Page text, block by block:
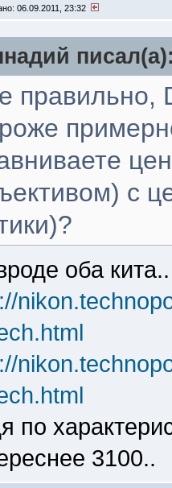
06.09.2011, 23:32
правильно,
с
оба кита..
по
3100..